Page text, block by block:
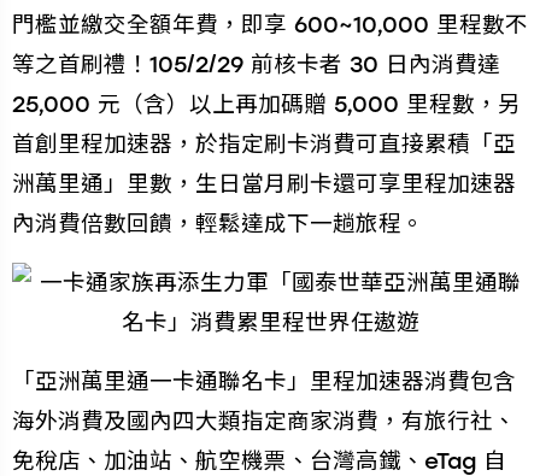
門檻並繳交全額年費，即享 600~10,000 里程數不
等之首刷禮！105/2/29 前核卡者 30 日內消費達
25,000 元（含）以上再加碼贈 5,000 里程數，另
首創里程加速器，於指定刷卡消費可直接累積「亞
洲萬里通」里數，生日當月刷卡還可享里程加速器
內消費倍數回饋，輕鬆達成下一趟旅程。
「亞洲萬里通一卡通聯名卡」里程加速器消費包含
海外消費及國內四大類指定商家消費，有旅行社、
免稅店、加油站、航空機票、台灣高鐵、eTag 自